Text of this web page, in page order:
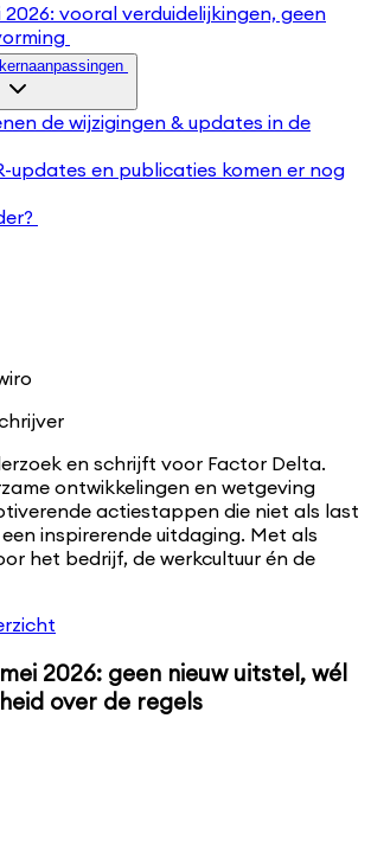
vooral verduidelijkingen, geen
de wijzigingen & updates in de
updates en publicaties komen er nog
en schrijft voor Factor Delta.
ontwikkelingen en wetgeving
actiestappen die niet als last
inspirerende uitdaging. Met als
het bedrijf, de werkcultuur én de
2026: geen nieuw uitstel, wél
over de regels